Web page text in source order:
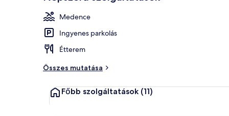
Szezonális
Medence
Ingyenes parkolás
Étterem
Összes mutatása
Főbb szolgáltatások (11)